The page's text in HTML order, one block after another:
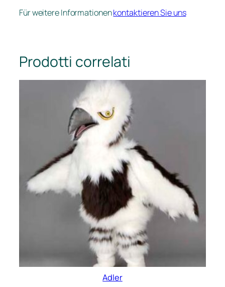
Für weitere Informationenkontaktieren Sie uns
Prodotti correlati
Adler